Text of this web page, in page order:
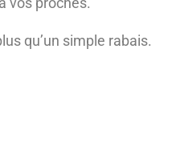
qu’un simple rabais.